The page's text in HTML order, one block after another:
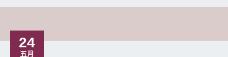
24
五月